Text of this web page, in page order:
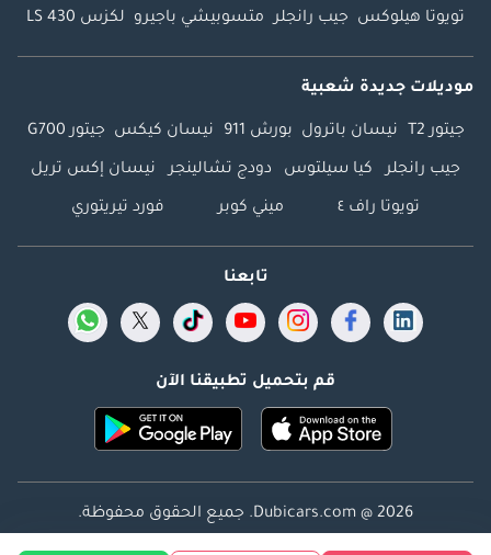
تويوتا هيلوكس جيب رانجلر متسوبيشي باجيرو لكزس LS 430
موديلات جديدة شعبية
جيتور T2 نيسان باترول بورش 911 نيسان كيكس جيتور G700
جيب رانجلر كيا سيلتوس دودج تشالينجر نيسان إكس تريل
تويوتا راف ٤ ميني كوبر فورد تيريتوري
تابعنا
قم بتحميل تطبيقنا الآن
Dubicars.com @ 2026. جميع الحقوق محفوظة.